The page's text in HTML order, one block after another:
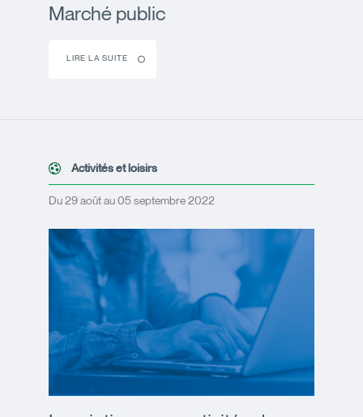
Marché public
LIRE LA SUITE
Activités et loisirs
Du 29 août au 05 septembre 2022